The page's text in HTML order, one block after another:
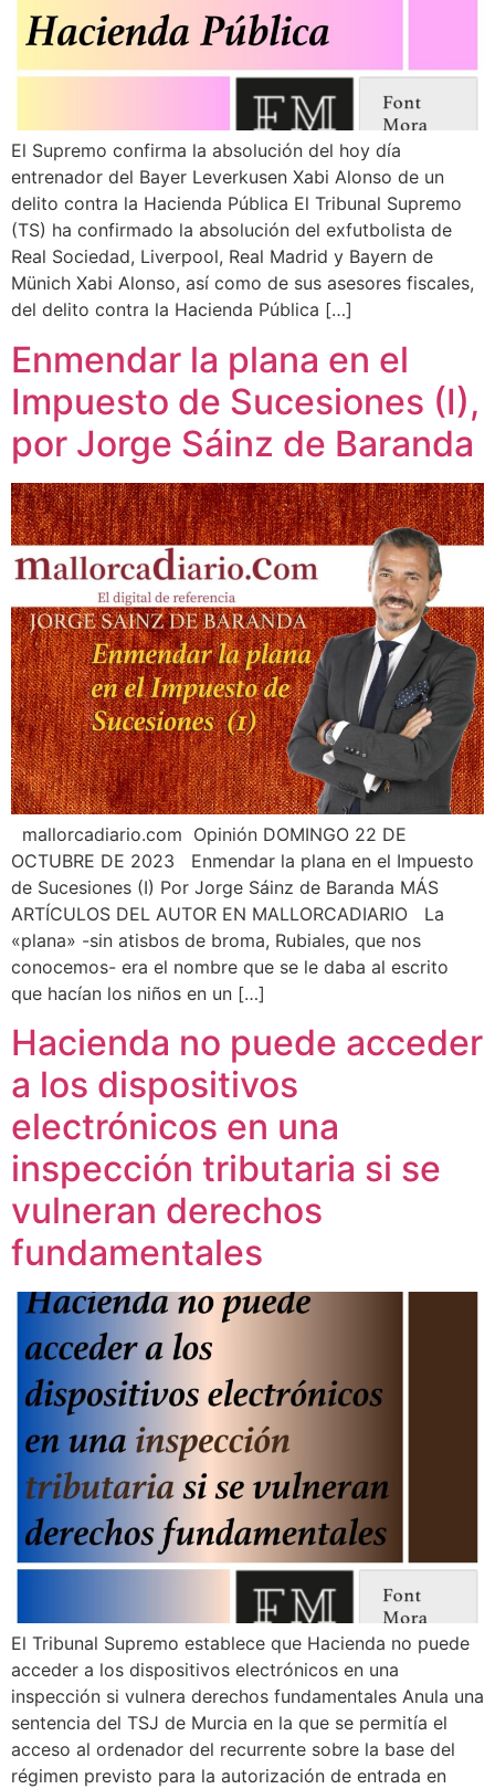
El Supremo confirma la absolución del hoy día
entrenador del Bayer Leverkusen Xabi Alonso de un
delito contra la Hacienda Pública El Tribunal Supremo
(TS) ha confirmado la absolución del exfutbolista de
Real Sociedad, Liverpool, Real Madrid y Bayern de
Münich Xabi Alonso, así como de sus asesores fiscales,
del delito contra la Hacienda Pública […]
Enmendar la plana en el
Impuesto de Sucesiones (I),
por Jorge Sáinz de Baranda
mallorcadiario.com Opinión DOMINGO 22 DE
OCTUBRE DE 2023 Enmendar la plana en el Impuesto
de Sucesiones (I) Por Jorge Sáinz de Baranda MÁS
ARTÍCULOS DEL AUTOR EN MALLORCADIARIO La
«plana» -sin atisbos de broma, Rubiales, que nos
conocemos- era el nombre que se le daba al escrito
que hacían los niños en un […]
Hacienda no puede acceder
a los dispositivos
electrónicos en una
inspección tributaria si se
vulneran derechos
fundamentales
El Tribunal Supremo establece que Hacienda no puede
acceder a los dispositivos electrónicos en una
inspección si vulnera derechos fundamentales Anula una
sentencia del TSJ de Murcia en la que se permitía el
acceso al ordenador del recurrente sobre la base del
régimen previsto para la autorización de entrada en